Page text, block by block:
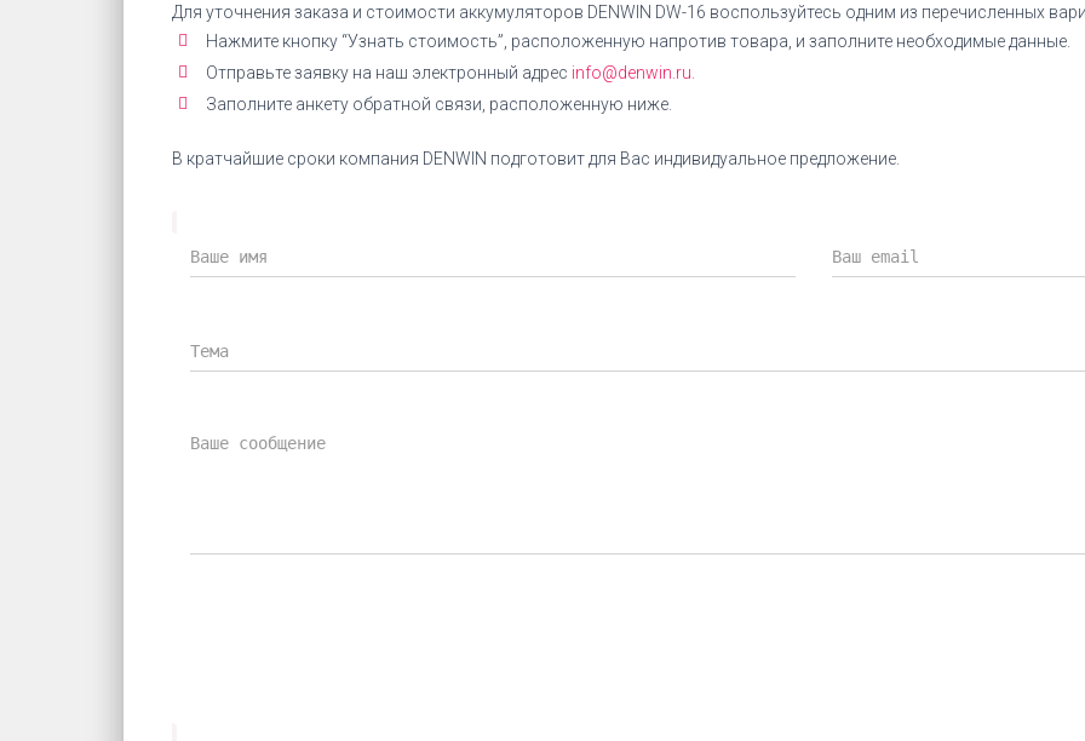
СКАЧАТЬ ДЕКЛАРАЦИЮ СКАЧАТЬ ДЕКЛАРАЦИЮ
Для уточнения заказа и стоимости аккумуляторов DENWIN DW-16 воспользуйтесь одним из перечисленных
Нажмите кнопку “Узнать стоимость”, расположенную напротив товара, и заполните необходимые данные.
Отправьте заявку на наш электронный адрес info@denwin.ru.
Заполните анкету обратной связи, расположенную ниже.
В кратчайшие сроки компания DENWIN подготовит для Вас индивидуальное предложение.